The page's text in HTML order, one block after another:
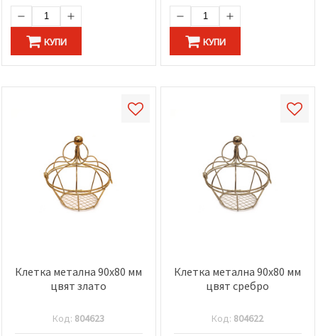
КУПИ КУПИ
Клетка метална 90x80 мм
цвят злато
Код: 804623
Клетка метална 90x80 мм
цвят сребро
Код: 804622